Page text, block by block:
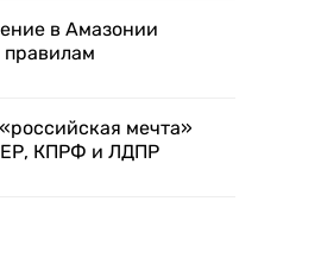
в Амазонии
мечта»
ЕР, КПРФ и ЛДПР